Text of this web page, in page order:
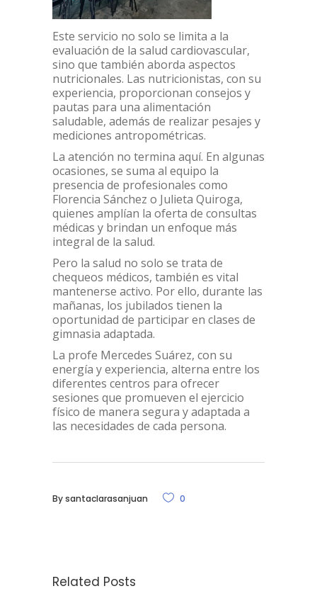
Este servicio no solo se limita a la
evaluación de la salud cardiovascular,
sino que también aborda aspectos
nutricionales. Las nutricionistas, con su
experiencia, proporcionan consejos y
pautas para una alimentación
saludable, además de realizar pesajes y
mediciones antropométricas.
La atención no termina aquí. En algunas
ocasiones, se suma al equipo la
presencia de profesionales como
Florencia Sánchez o Julieta Quiroga,
quienes amplían la oferta de consultas
médicas y brindan un enfoque más
integral de la salud.
Pero la salud no solo se trata de
chequeos médicos, también es vital
mantenerse activo. Por ello, durante las
mañanas, los jubilados tienen la
oportunidad de participar en clases de
gimnasia adaptada.
La profe Mercedes Suárez, con su
energía y experiencia, alterna entre los
diferentes centros para ofrecer
sesiones que promueven el ejercicio
físico de manera segura y adaptada a
las necesidades de cada persona.
Bysantaclarasanjuan 0
Related Posts